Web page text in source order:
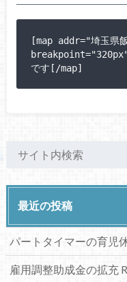
[map addr="埼玉県
breakpoint="320px"
です[/map]
最近の投稿
パートタイマーの育児
雇用調整助成金の拡充